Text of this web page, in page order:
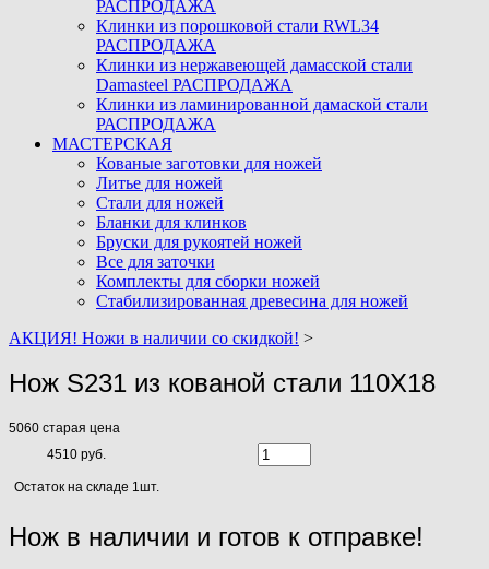
РАСПРОДАЖА
Клинки из порошковой стали RWL34
РАСПРОДАЖА
Клинки из нержавеющей дамасской стали
Damasteel РАСПРОДАЖА
Клинки из ламинированной дамаской стали
РАСПРОДАЖА
МАСТЕРСКАЯ
Кованые заготовки для ножей
Литье для ножей
Стали для ножей
Бланки для клинков
Бруски для рукоятей ножей
Все для заточки
Комплекты для сборки ножей
Стабилизированная древесина для ножей
АКЦИЯ! Ножи в наличии со скидкой! >
Нож S231 из кованой стали 110Х18
5060 старая цена
4510 руб.
Остаток на складе 1шт.
Нож в наличии и готов к отправке!